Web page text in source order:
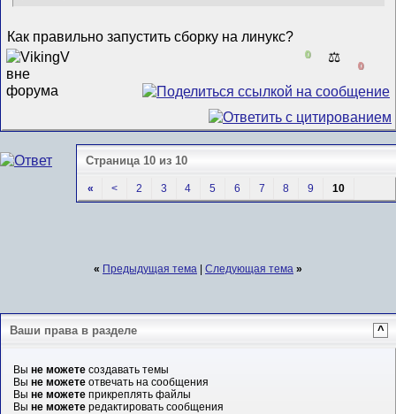
Как правильно запустить сборку на линукс?
0 ⚖️
0
Страница 10 из 10
« < 2 3 4 5 6 7 8 9 10
« Предыдущая тема Следующая тема »
Ваши права в разделе ^
Вы не можетесоздавать темы
Вы не можетеотвечать на сообщения
Вы не можетеприкреплять файлы
Вы не можетередактировать сообщения